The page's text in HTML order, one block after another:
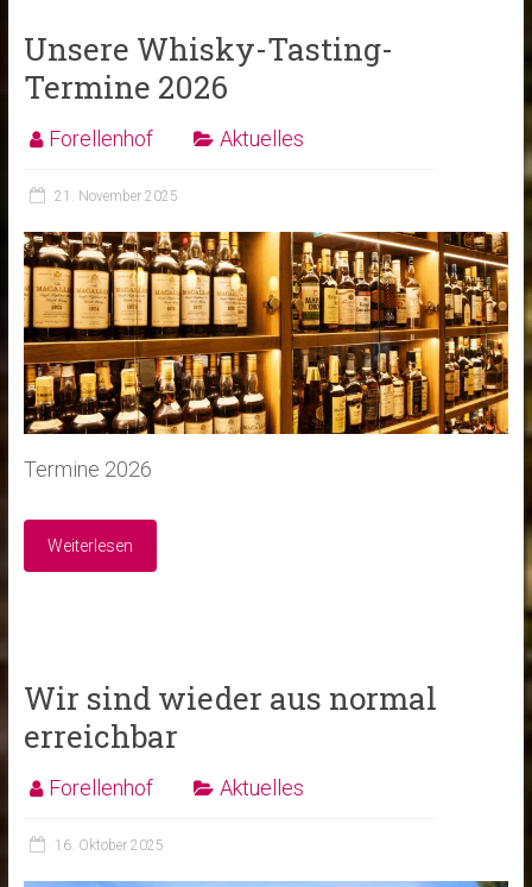
Unsere Whisky-Tasting-
Termine 2026
Forellenhof Aktuelles
21. November 2025
Termine 2026
Weiterlesen
Wir sind wieder aus normal
erreichbar
Forellenhof Aktuelles
16. Oktober 2025